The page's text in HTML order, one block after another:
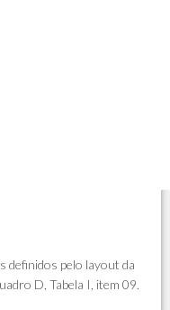
definidos pelo layout da
D, Tabela I, item 09.